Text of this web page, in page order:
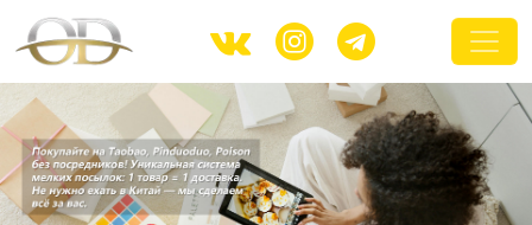
  